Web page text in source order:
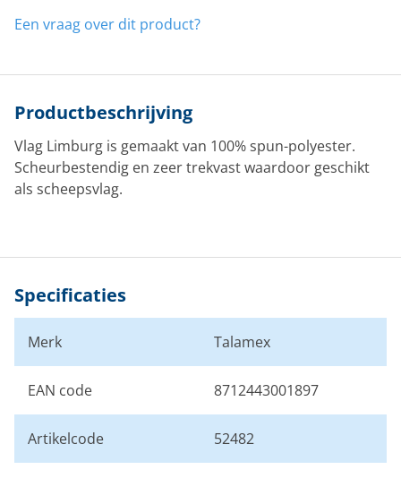
Een vraag over dit product?
Productbeschrijving
Vlag Limburg is gemaakt van 100% spun-polyester.
Scheurbestendig en zeer trekvast waardoor geschikt
als scheepsvlag.
Specificaties
Merk Talamex
EAN code 8712443001897
Artikelcode 52482